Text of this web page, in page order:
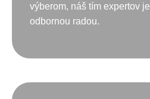
výberom, náš tím expertov
odbornou radou.